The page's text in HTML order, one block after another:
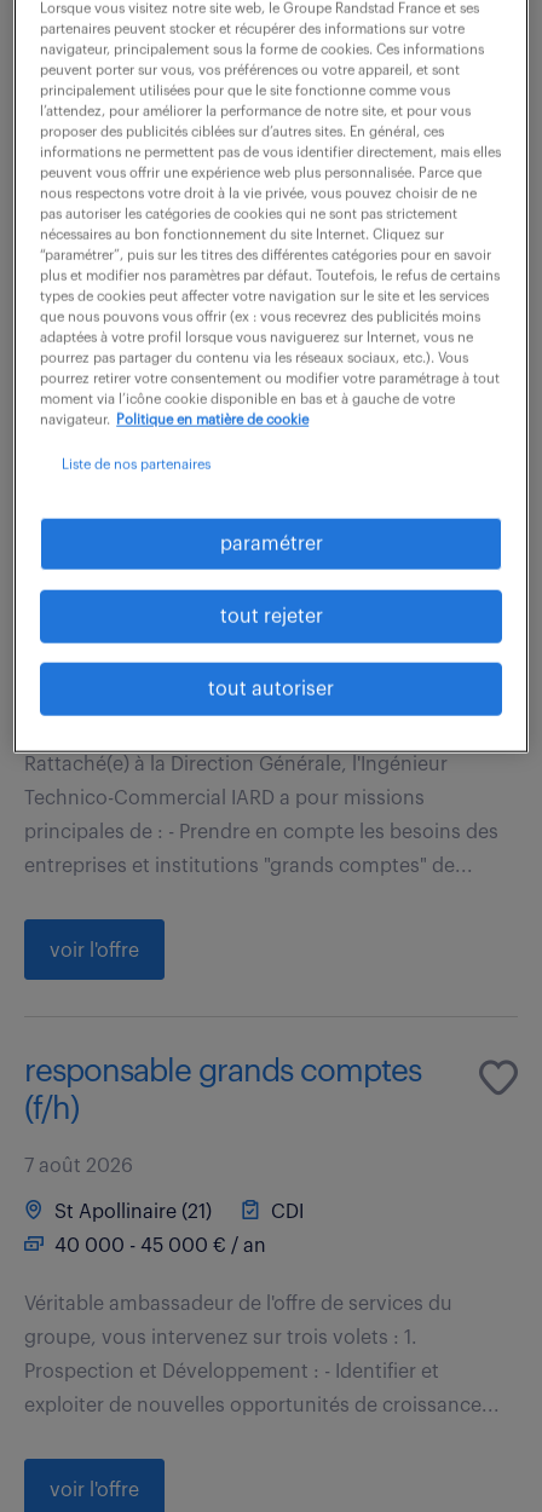
technico-commercial sédentaire
(f/h) – expert composants
7 août 2026
Ingre (45) CDI 30 000 - 33 000 € / an
Votre mission : L'expertise au service du client Au sein
de l'agence d'Ingré, vous n'êtes pas un simple
vendeur, mais un véritable conseiller technique. Vous
traitez les demandes (principalement...
ingénieur technico-commercial
iard (f/h)
7 août 2026
Rattaché(e) à la Direction Générale, l'Ingénieur
Technico-Commercial IARD a pour missions
principales de : - Prendre en compte les besoins des
entreprises et institutions "grands comptes" de...
voir l'offre
responsable grands comptes
(f/h)
7 août 2026
St Apollinaire (21)
CDI
40 000 - 45 000 € / an
Véritable ambassadeur de l'offre de services du
groupe, vous intervenez sur trois volets : 1.
Prospection et Développement : - Identifier et
exploiter de nouvelles opportunités de croissance...
voir l'offre
Lorsque vous visitez notre site web, le Groupe Randstad France et ses
partenaires peuvent stocker et récupérer des informations sur votre
navigateur, principalement sous la forme de cookies. Ces informations
peuvent porter sur vous, vos préférences ou votre appareil, et sont
principalement utilisées pour que le site fonctionne comme vous
l’attendez, pour améliorer la performance de notre site, et pour vous
proposer des publicités ciblées sur d’autres sites. En général, ces
informations ne permettent pas de vous identifier directement, mais elles
peuvent vous offrir une expérience web plus personnalisée. Parce que
nous respectons votre droit à la vie privée, vous pouvez choisir de ne
pas autoriser les catégories de cookies qui ne sont pas strictement
nécessaires au bon fonctionnement du site Internet. Cliquez sur
“paramétrer”, puis sur les titres des différentes catégories pour en savoir
plus et modifier nos paramètres par défaut. Toutefois, le refus de certains
types de cookies peut affecter votre navigation sur le site et les services
que nous pouvons vous offrir (ex : vous recevrez des publicités moins
adaptées à votre profil lorsque vous naviguerez sur Internet, vous ne
pourrez pas partager du contenu via les réseaux sociaux, etc.). Vous
pourrez retirer votre consentement ou modifier votre paramétrage à tout
moment via l’icône cookie disponible en bas et à gauche de votre
navigateur.
Politique en matière de cookie
Liste de nos partenaires
paramétrer
tout rejeter
tout autoriser